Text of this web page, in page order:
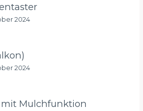
2024
2024
Mulchfunktion